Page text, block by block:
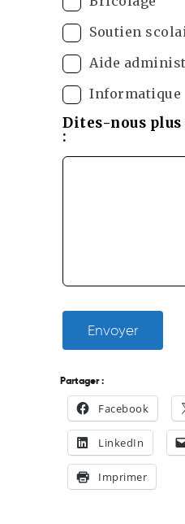
Soutien
Aide
Informatique
Dites-nous plus
:
Envoyer
Partager :
Facebook
LinkedIn
Imprimer